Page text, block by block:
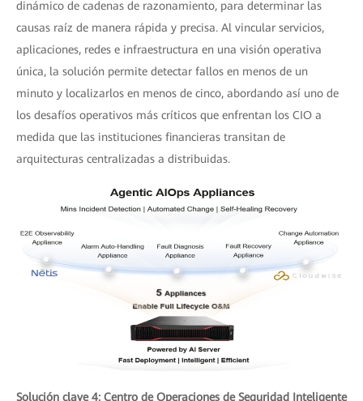
dinámico de cadenas de razonamiento, para determinar las
causas raíz de manera rápida y precisa. Al vincular servicios,
aplicaciones, redes e infraestructura en una visión operativa
única, la solución permite detectar fallos en menos de un
minuto y localizarlos en menos de cinco, abordando así uno de
los desafíos operativos más críticos que enfrentan los CIO a
medida que las instituciones financieras transitan de
arquitecturas centralizadas a distribuidas.
Solución clave 4: Centro de Operaciones de Seguridad Inteligente